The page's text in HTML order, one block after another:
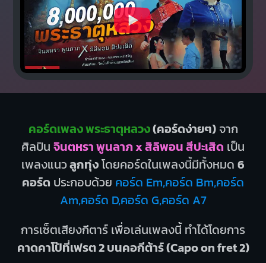
คอร์ดเพลง พระธาตุหลวง(คอร์ดง่ายๆ)จาก
ศิลปิน จินตหรา พูนลาภ x สิลิพอน สีปะเสิด เป็น
เพลงแนวลูกทุ่งโดยคอร์ดในเพลงนี้มีทั้งหมด 6
คอร์ด ประกอบด้วย คอร์ด Em,คอร์ด Bm,คอร์ด
Am,คอร์ด D,คอร์ด G,คอร์ด A7
การเซ็ตเสียงกีตาร์ เพื่อเล่นเพลงนี้ ทำได้โดยการ
คาดคาโป้ที่เฟรต 2 บนคอกีต้าร์ (Capo on fret 2)